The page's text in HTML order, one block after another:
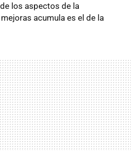
los aspectos de la
acumula es el de la